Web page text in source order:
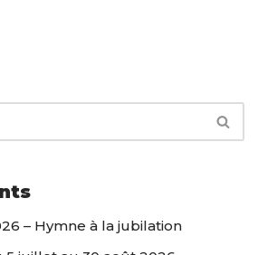
– Hymne à la jubilation